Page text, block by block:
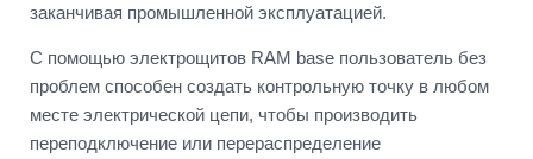
заканчивая промышленной эксплуатацией.
С помощью электрощитов RAM base пользователь без
проблем способен создать контрольную точку в любом
месте электрической цепи, чтобы производить
переподключение или перераспределение